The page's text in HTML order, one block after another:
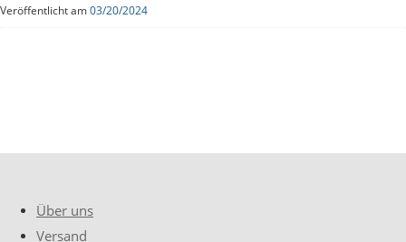
Veröffentlicht am03/20/2024
Über uns
Versand